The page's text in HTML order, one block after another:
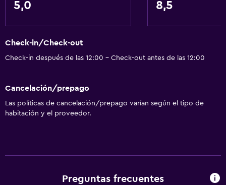
Wifi gratis
5,0 8,5
Check-in/Check-out
Check-in después de las 12:00 - Check-out antes de las 12:00
Cancelación/prepago
Las políticas de cancelación/prepago varían según el tipo de
habitación y el proveedor.
Preguntas frecuentes